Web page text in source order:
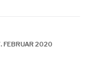
2020